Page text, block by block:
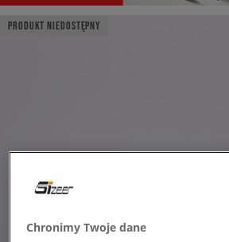
PRODUKT NIEDOSTĘPNY
Chronimy Twoje dane